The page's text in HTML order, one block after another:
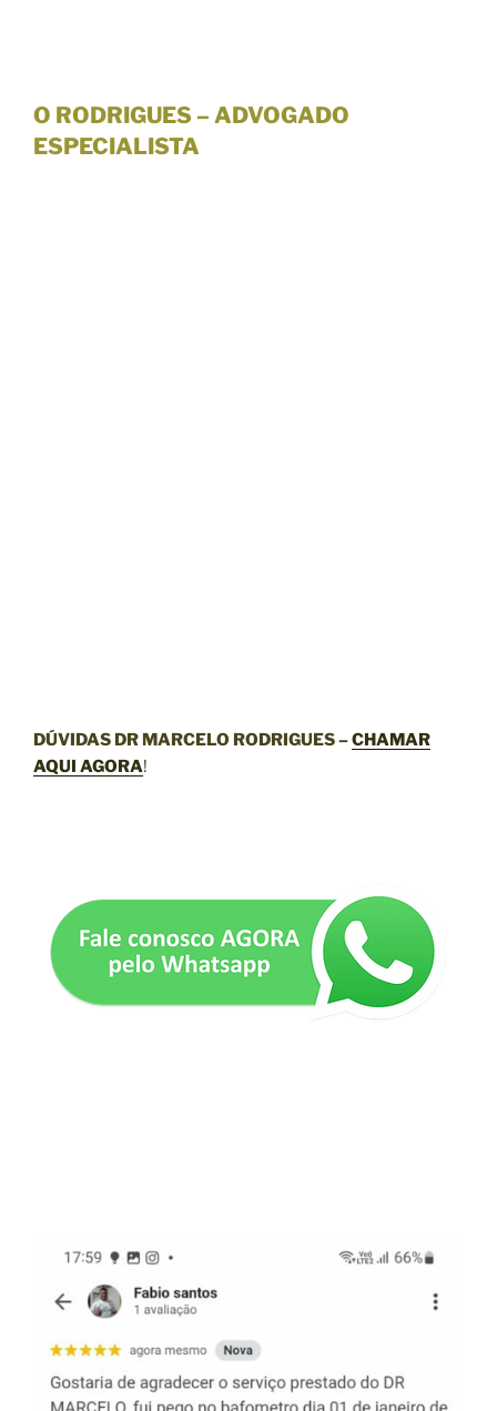
O RODRIGUES – ADVOGADO
ESPECIALISTA
DÚVIDAS DR MARCELO RODRIGUES –CHAMAR
AQUI AGORA!